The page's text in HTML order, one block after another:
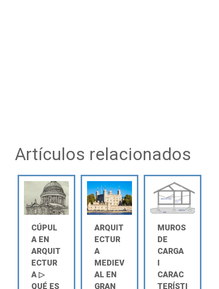
Artículos relacionados
CÚPUL
A EN
ARQUIT
ECTUR
A ▷
QUÉ ES
ARQUIT
ECTUR
A
MEDIEV
AL EN
GRAN
MUROS
DE
CARGA
Ι
CARAC
TERÍSTI